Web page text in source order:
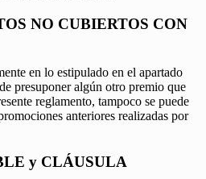
NO CUBIERTOS CON
en lo estipulado en el apartado
presuponer algún otro premio que
reglamento, tampoco se puede
anteriores realizadas por
y CLÁUSULA